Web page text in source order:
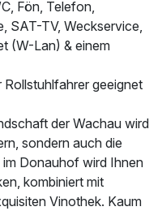
Fön, Telefon,
SAT-TV, Weckservice,
(W-Lan) & einem
geeignet
der Wachau wird
sondern auch die
Donauhof wird Ihnen
kombiniert mit
Vinothek. Kaum